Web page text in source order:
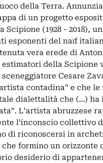
della Terra.
di un progetto
Scipione (1928 - 2018),
esponenti del naїf
vera erede di
della Scipione
Cesare
contadina” e che le
dialettalità che (…) ha
L’artista abruzzese
l’inconscio collettivo
di riconoscersi in
formino un orizzonte
desiderio di